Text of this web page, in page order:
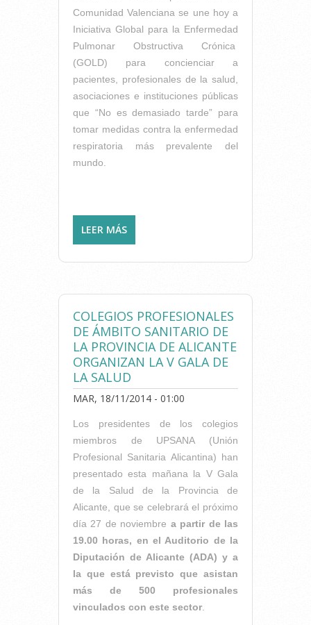
Comunidad Valenciana se une hoy a
Iniciativa Global para la Enfermedad
Pulmonar Obstructiva Crónica
(GOLD) para concienciar a
pacientes, profesionales de la salud,
asociaciones e instituciones públicas
que “No es demasiado tarde” para
tomar medidas contra la enfermedad
respiratoria más prevalente del
mundo.
LEER MÁS
RESPIRATORIA COMO
MEDIDA PARA FRENAR LA
COLEGIOS PROFESIONALES
DE ÁMBITO SANITARIO DE
LA PROVINCIA DE ALICANTE
ORGANIZAN LA V GALA DE
LA SALUD
MAR, 18/11/2014 - 01:00
Los presidentes de los colegios
miembros de UPSANA (Unión
Profesional Sanitaria Alicantina) han
presentado esta mañana la V Gala
de la Salud de la Provincia de
Alicante, que se celebrará el próximo
día 27 de noviembre a partir de las
19.00 horas, en el Auditorio de la
Diputación de Alicante (ADA) y a
la que está previsto que asistan
más de 500 profesionales
vinculados con este sector.